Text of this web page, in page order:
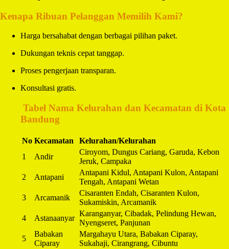
Kenapa Ribuan Pelanggan Memilih Kami?
Harga bersahabat dengan berbagai pilihan paket.
Dukungan teknis cepat tanggap.
Proses pengerjaan transparan.
Konsultasi gratis.
Tabel Nama Kelurahan dan Kecamatan di Kota
Bandung
No Kecamatan
Kelurahan/Kelurahan
1
Andir
Ciroyom, Dungus Cariang, Garuda, Kebon
Jeruk, Campaka
2
Antapani
Antapani Kidul, Antapani Kulon, Antapani
Tengah, Antapani Wetan
3
Arcamanik
Cisaranten Endah, Cisaranten Kulon,
Sukamiskin, Arcamanik
4
Astanaanyar
Karanganyar, Cibadak, Pelindung Hewan,
Nyengseret, Panjunan
5
Babakan
Ciparay
Margahayu Utara, Babakan Ciparay,
Sukahaji, Cirangrang, Cibuntu